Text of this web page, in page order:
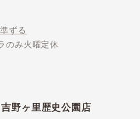
ずる
のみ火曜定休
吉野ヶ里歴史公園店